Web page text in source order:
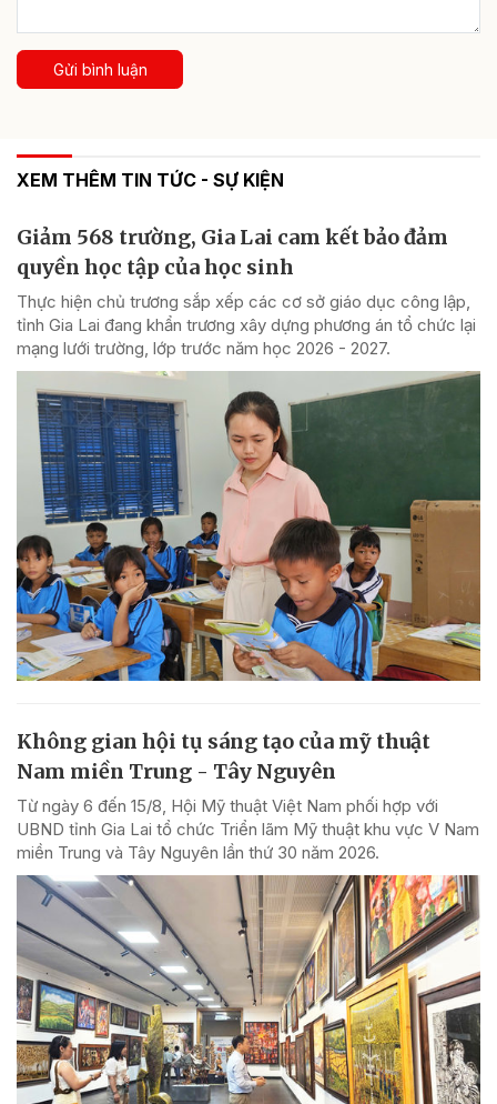
Gửi bình luận
XEM THÊM TIN TỨC - SỰ KIỆN
Giảm 568 trường, Gia Lai cam kết bảo đảm
quyền học tập của học sinh
Thực hiện chủ trương sắp xếp các cơ sở giáo dục công lập,
tỉnh Gia Lai đang khẩn trương xây dựng phương án tổ chức lại
mạng lưới trường, lớp trước năm học 2026 - 2027.
Không gian hội tụ sáng tạo của mỹ thuật
Nam miền Trung - Tây Nguyên
Từ ngày 6 đến 15/8, Hội Mỹ thuật Việt Nam phối hợp với
UBND tỉnh Gia Lai tổ chức Triển lãm Mỹ thuật khu vực V Nam
miền Trung và Tây Nguyên lần thứ 30 năm 2026.